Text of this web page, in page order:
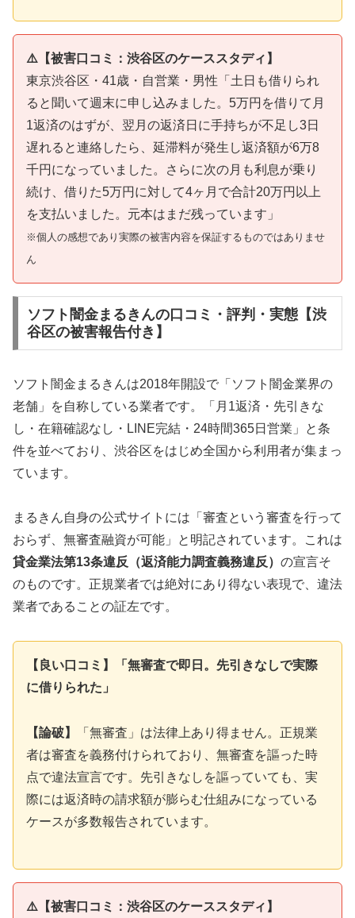
⚠️【被害口コミ：渋谷区のケーススタディ】
東京渋谷区・41歳・自営業・男性「土日も借りられ
ると聞いて週末に申し込みました。5万円を借りて月
1返済のはずが、翌月の返済日に手持ちが不足し3日
遅れると連絡したら、延滞料が発生し返済額が6万8
千円になっていました。さらに次の月も利息が乗り
続け、借りた5万円に対して4ヶ月で合計20万円以上
を支払いました。元本はまだ残っています」
※個人の感想であり実際の被害内容を保証するものではありませ
ん
ソフト闇金まるきんの口コミ・評判・実態【渋
谷区の被害報告付き】
ソフト闇金まるきんは2018年開設で「ソフト闇金業界の
老舗」を自称している業者です。「月1返済・先引きな
し・在籍確認なし・LINE完結・24時間365日営業」と条
件を並べており、渋谷区をはじめ全国から利用者が集まっ
ています。
まるきん自身の公式サイトには「審査という審査を行って
おらず、無審査融資が可能」と明記されています。これは
貸金業法第13条違反（返済能力調査義務違反） の宣言そ
のものです。正規業者では絶対にあり得ない表現で、違法
業者であることの証左です。
【良い口コミ】「無審査で即日。先引きなしで実際
に借りられた」
【論破】
「無審査」は法律上あり得ません。正規業
者は審査を義務付けられており、無審査を謳った時
点で違法宣言です。先引きなしを謳っていても、実
際には返済時の請求額が膨らむ仕組みになっている
ケースが多数報告されています。
⚠️【被害口コミ：渋谷区のケーススタディ】